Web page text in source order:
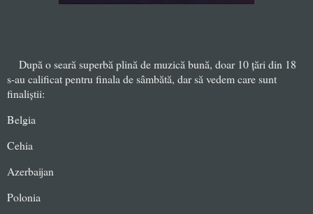
După o seară superbă plină de muzică bună, doar 10 țări din 18
s-au calificat pentru finala de sâmbătă, dar să vedem care sunt
finaliștii:
Belgia
Cehia
Azerbaijan
Polonia